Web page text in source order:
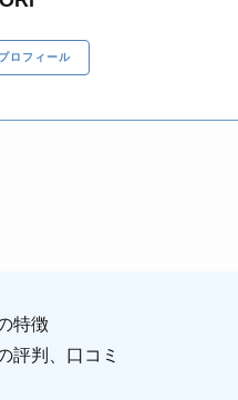
ロフィール
特徴
評判、口コミ